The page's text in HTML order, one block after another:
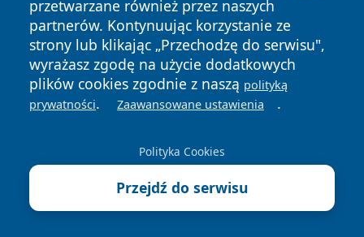
Zareklamuj się na
halotorun.pl!
przetwarzane również przez naszych
partnerów. Kontynuując korzystanie ze
strony lub klikając „Przechodzę do serwisu",
wyrażasz zgodę na użycie dodatkowych
plików cookies zgodnie z naszą polityką
prywatności. Zaawansowane ustawienia .
Polityka Cookies
Przejdź do serwisu